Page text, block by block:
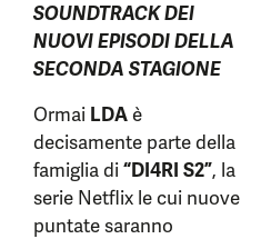
SOUNDTRACK DEI
NUOVI EPISODI DELLA
SECONDA STAGIONE
Ormai LDAè
decisamente parte della
famiglia di“DI4RI S2”, la
serie Netflix le cui nuove
puntate saranno